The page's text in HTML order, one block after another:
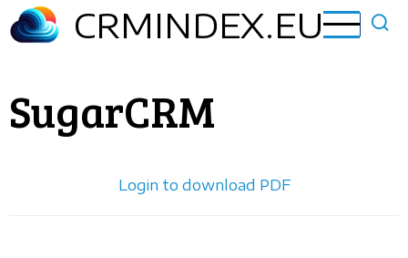
Ugrás
CRMINDEX.EU
SugarCRM
Login to download PDF